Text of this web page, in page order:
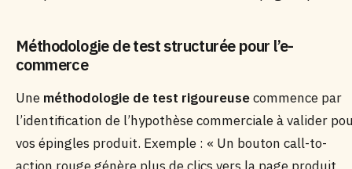
Méthodologie de test structurée pour l’e-
commerce
Une méthodologie de test rigoureusecommence par
l’identification de l’hypothèse commerciale à valider
vos épingles produit. Exemple : « Un bouton call-to-